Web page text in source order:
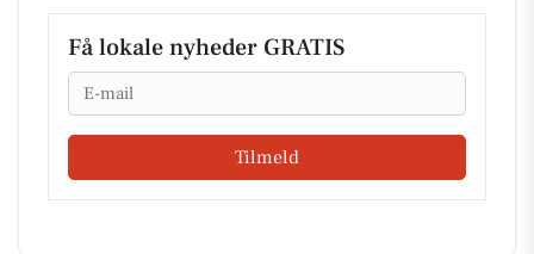
Få lokale nyheder GRATIS
Email
Tilmeld